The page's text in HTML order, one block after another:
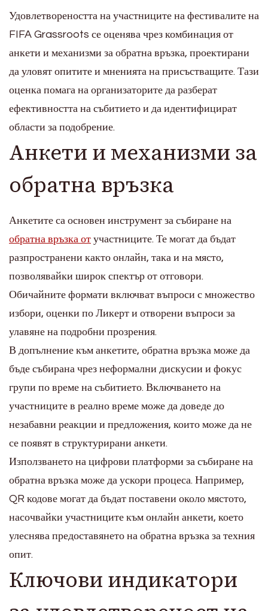
Удовлетвореността на участниците на фестивалите на
FIFA Grassroots се оценява чрез комбинация от
анкети и механизми за обратна връзка, проектирани
да уловят опитите и мненията на присъстващите. Тази
оценка помага на организаторите да разберат
ефективността на събитието и да идентифицират
области за подобрение.
Анкети и механизми за
обратна връзка
Анкетите са основен инструмент за събиране на
обратна връзка от участниците. Те могат да бъдат
разпространени както онлайн, така и на място,
позволявайки широк спектър от отговори.
Обичайните формати включват въпроси с множество
избори, оценки по Ликерт и отворени въпроси за
улавяне на подробни прозрения.
В допълнение към анкетите, обратна връзка може да
бъде събирана чрез неформални дискусии и фокус
групи по време на събитието. Включването на
участниците в реално време може да доведе до
незабавни реакции и предложения, които може да не
се появят в структурирани анкети.
Използването на цифрови платформи за събиране на
обратна връзка може да ускори процеса. Например,
QR кодове могат да бъдат поставени около мястото,
насочвайки участниците към онлайн анкети, което
улеснява предоставянето на обратна връзка за техния
опит.
Ключови индикатори